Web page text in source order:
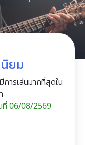
ยม
ารเล่นมากที่สุดใน
ที่ 06/08/2569